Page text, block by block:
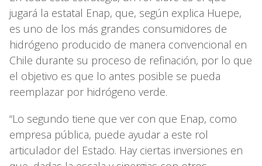
jugará la estatal Enap, que, según explica Huepe,
es uno de los más grandes consumidores de
hidrógeno producido de manera convencional en
Chile durante su proceso de refinación, por lo que
el objetivo es que lo antes posible se pueda
reemplazar por hidrógeno verde.
“Lo segundo tiene que ver con que Enap, como
empresa pública, puede ayudar a este rol
articulador del Estado. Hay ciertas inversiones en